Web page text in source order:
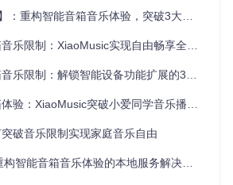
：3步打造你的智能音乐中心
这些东西
（旧笔记本也可以）
来存储音乐）
智能音箱音乐体验，突破3大限制实现本地音乐自由
乐限制：XiaoMusic实现自由畅享全攻略
制：解锁智能设备功能扩展的3个颠覆认知的使用技巧
XiaoMusic突破小爱同学音乐播放限制的革新方案
破音乐限制实现家庭音乐自由
智能音箱音乐体验的本地服务解决方案